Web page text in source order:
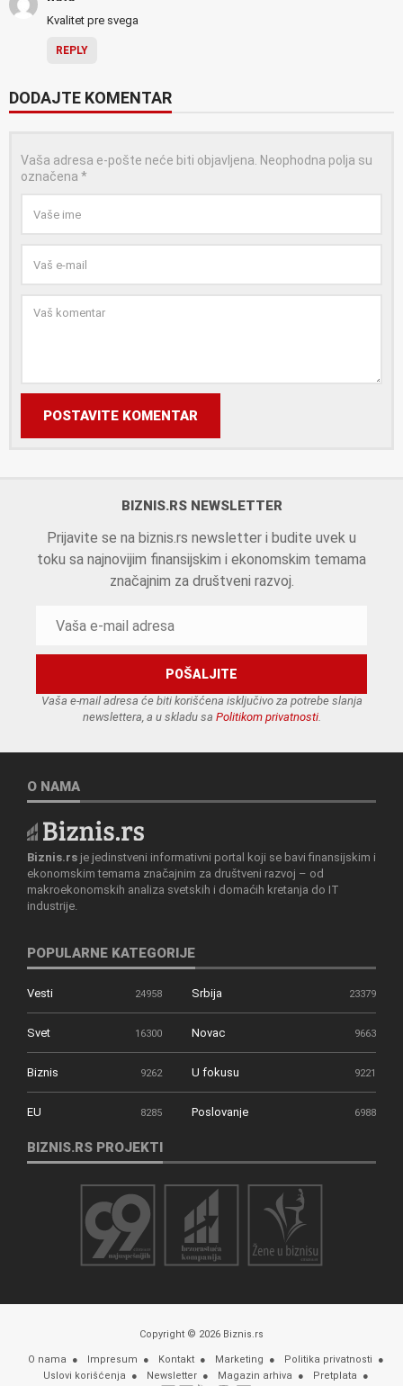
Kvalitet pre svega
REPLY
DODAJTE KOMENTAR
Vaša adresa e-pošte neće biti objavljena. Neophodna polja su
označena *
POSTAVITE KOMENTAR
BIZNIS.RS NEWSLETTER
Prijavite se na biznis.rs newsletter i budite uvek u
toku sa najnovijim finansijskim i ekonomskim temama
značajnim za društveni razvoj.
Vaša e-mail adresa će biti korišćena isključivo za potrebe slanja
newslettera, a u skladu sa Politikom privatnosti.
O NAMA
Biznis.rs je jedinstveni informativni portal koji se bavi finansijskim i
ekonomskim temama značajnim za društveni razvoj – od
makroekonomskih analiza svetskih i domaćih kretanja do IT
industrije.
POPULARNE KATEGORIJE
Vesti 24958 Srbija 23379
Svet 16300 Novac 9663
Biznis 9262 U fokusu 9221
EU 8285 Poslovanje 6988
BIZNIS.RS PROJEKTI
Copyright © 2026 Biznis.rs
O nama Impresum Kontakt Marketing
Politika privatnosti
Uslovi korišćenja
Newsletter Magazin arhiva Pretplata